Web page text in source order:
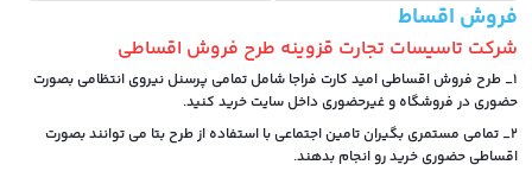
فروش اقساط
شرکت تاسیسات تجارت قزوینه طرح فروش اقساطی
1_ طرح فروش اقساطی امید کارت فراجا شامل تمامی پرسنل نیروی انتظامی بصورت
حضوری در فروشگاه و غیرحضوری داخل سایت خرید کنید.
2_ تمامی مستمری بگیران تامین اجتماعی با استفاده از طرح بتا می توانند بصورت
اقساطی حضوری خرید رو انجام بدهند.